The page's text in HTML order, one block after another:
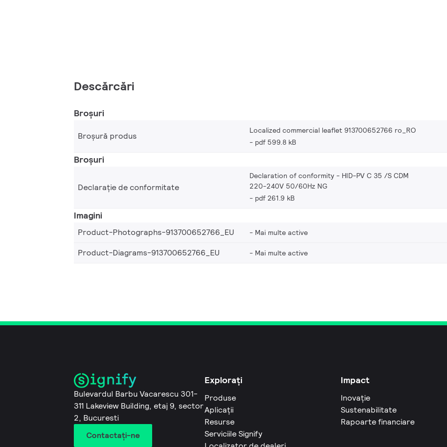
Descărcări
Broșuri
Broșură produs
Localized commercial leaflet 913700652766 ro_RO
pdf 599.8 kB
Broșuri
Declarație de conformitate
Declaration of conformity - HID-PV C 35 /S CDM
220-240V 50/60Hz NG
pdf 261.9 kB
Imagini
Product-Photographs-913700652766_EU Mai multe active
Product-Diagrams-913700652766_EU
Mai multe active
Bulevardul Barbu Vacarescu 301-
311 Lakeview Building, etaj 9, sector
2, Bucuresti
Contactaţi-ne
Explorați
Produse
Aplicații
Resurse
Serviciile Signify
Impact
Inovație
Sustenabilitate
Rapoarte financiare